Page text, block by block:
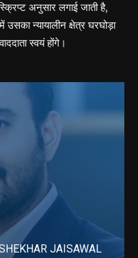
अनुसार लगाई जाती है,
उसका न्यायालीन क्षेत्र घरघोड़ा
स्वयं होंगे।
JAISAWAL